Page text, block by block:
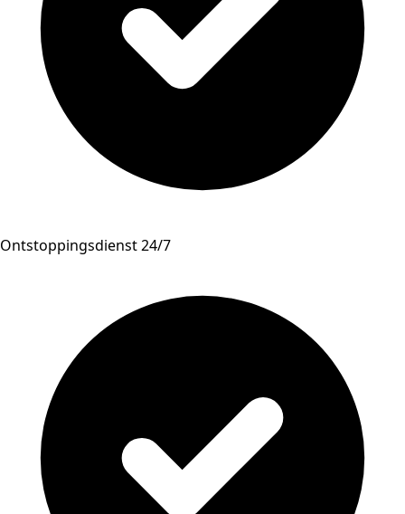
Ontstoppingsdienst 24/7